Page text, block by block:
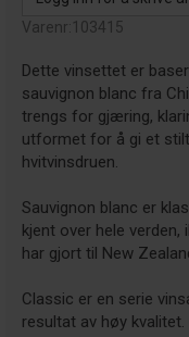
Varenr:103415
Dette vinsettet er
sauvignon blanc fra
trengs for gjæring,
utformet for å gi et
hvitvinsdruen.
Sauvignon blanc er
kjent over hele verden,
har gjort til New
Classic er en serie
resultat av høy